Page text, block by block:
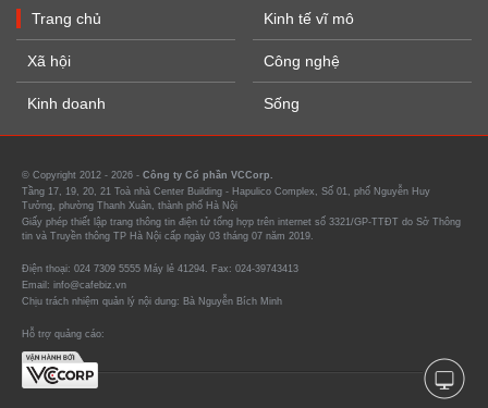
Trang chủ
Xã hội
Kinh doanh
Kinh tế vĩ mô
Công nghệ
Sống
© Copyright 2012 - 2026 - Công ty Cổ phần VCCorp.
Tầng 17, 19, 20, 21 Toà nhà Center Building - Hapulico Complex, Số 01, phố Nguyễn Huy
Tưởng, phường Thanh Xuân, thành phố Hà Nội
Giấy phép thiết lập trang thông tin điện tử tổng hợp trên internet số 3321/GP-TTĐT do Sở Thông
tin và Truyền thông TP Hà Nội cấp ngày 03 tháng 07 năm 2019.
Điện thoại: 024 7309 5555 Máy lẻ 41294. Fax: 024-39743413
Email: info@cafebiz.vn
Chịu trách nhiệm quản lý nội dung: Bà Nguyễn Bích Minh
Hỗ trợ quảng cáo: